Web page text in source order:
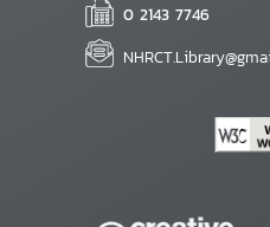
0 2143 7746